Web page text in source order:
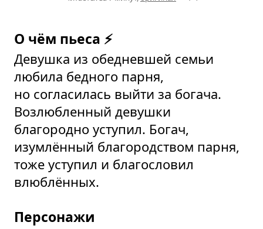
О чём пьеса ⚡
Девушка из обедневшей семьи
любила бедного парня,
но согласилась выйти за богача.
Возлюбленный девушки
благородно уступил. Богач,
изумлённый благородством парня,
тоже уступил и благословил
влюблённых.
Персонажи